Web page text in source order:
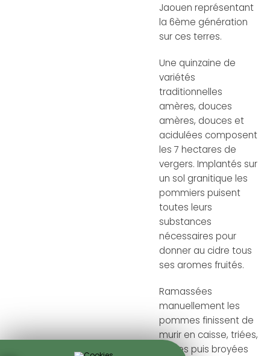
Jaouen représentant
la 6ème génération
sur ces terres.
Une quinzaine de
variétés
traditionnelles
amères, douces
amères, douces et
acidulées composent
les 7 hectares de
vergers. Implantés sur
un sol granitique les
pommiers puisent
toutes leurs
substances
nécessaires pour
donner au cidre tous
ses aromes fruités.
Ramassées
manuellement les
pommes finissent de
murir en caisse, triées,
lavées puis broyées